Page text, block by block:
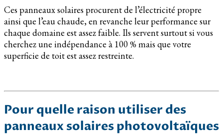
Ces panneaux solaires procurent de l’électricité propre
ainsi que l’eau chaude, en revanche leur performance sur
chaque domaine est assez faible. Ils servent surtout si vous
cherchez une indépendance à 100 % mais que votre
superficie de toit est assez restreinte.
Pour quelle raison utiliser des
panneaux solaires photovoltaïques